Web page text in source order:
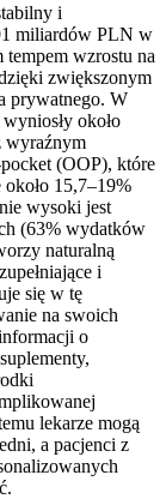
i
miliardów PLN w
wzrostu na
zwiększonym
prywatnego. W
około
wyraźnym
(OOP), które
15,7–19%
wysoki jest
(63% wydatków
naturalną
i
się w tę
na swoich
o
lekarze mogą
a pacjenci z